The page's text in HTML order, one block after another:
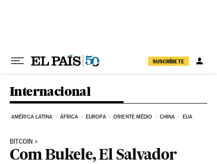
SUSCRÍBETE
Internacional
AMÉRICA LATINA ÁFRICA EUROPA ORIENTE MÉDIO CHINA EUA
BITCOIN
Com Bukele, El Salvador